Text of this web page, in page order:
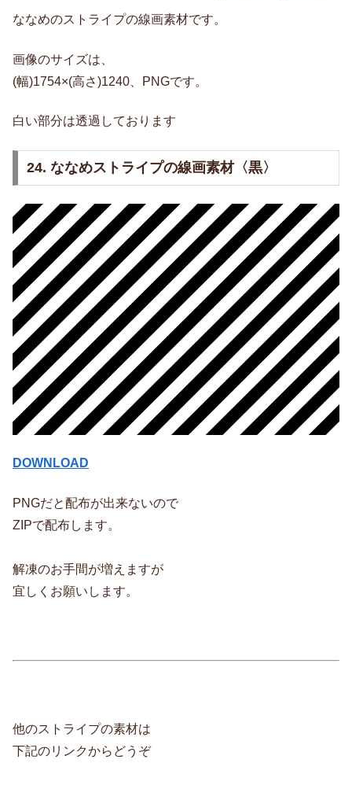
ななめのストライプの線画素材です。
画像のサイズは、
(幅)1754×(高さ)1240、PNGです。
白い部分は透過しております
24. ななめストライプの線画素材〈黒〉
DOWNLOAD
PNGだと配布が出来ないので
ZIPで配布します。
解凍のお手間が増えますが
宜しくお願いします。
他のストライプの素材は
下記のリンクからどうぞ